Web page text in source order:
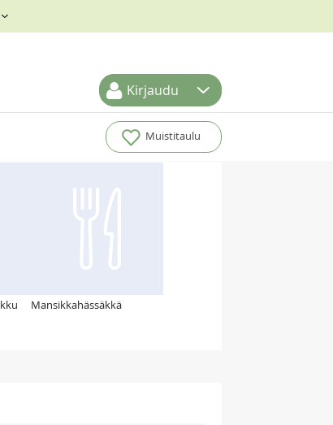
Kirjaudu
Muistitaulu
Mansikkahässäkkä